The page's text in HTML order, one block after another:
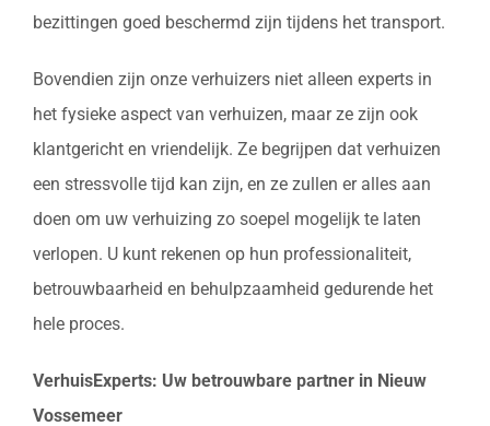
bezittingen goed beschermd zijn tijdens het transport.
Bovendien zijn onze verhuizers niet alleen experts in
het fysieke aspect van verhuizen, maar ze zijn ook
klantgericht en vriendelijk. Ze begrijpen dat verhuizen
een stressvolle tijd kan zijn, en ze zullen er alles aan
doen om uw verhuizing zo soepel mogelijk te laten
verlopen. U kunt rekenen op hun professionaliteit,
betrouwbaarheid en behulpzaamheid gedurende het
hele proces.
VerhuisExperts: Uw betrouwbare partner in Nieuw
Vossemeer